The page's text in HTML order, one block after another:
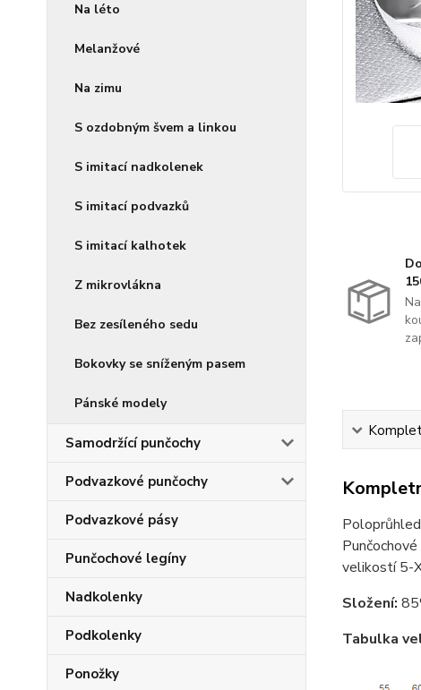
Na léto
Melanžové
Na zimu
S ozdobným švem a linkou
S imitací nadkolenek
S imitací podvazků
S imitací kalhotek
Z mikrovlákna
Bez zesíleného sedu
Bokovky se sníženým pasem
Pánské modely
Samodržící punčochy
Podvazkové punčochy
Podvazkové pásy
Punčochové legíny
Nadkolenky
Podkolenky
Ponožky
velikostí 5-
Složení:
Tabulka